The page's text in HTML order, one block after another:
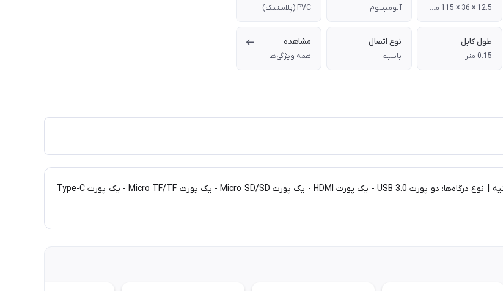
12.5 × 36 × 115 میلی متر آلومینیوم PVC (پلاستیک)
طول کابل
0.15 متر
نوع اتصال
باسیم
مشاهده
همه ویژگی‌ها
ابعاد: 12.5 × 34 × 115 میلی متر | سرعت انتقال اطلاعات: 5 گیگابیت بر ثانیه | نوع درگاه‌ها: دو پورت USB 3.0 - یک پورت HDMI - یک پورت Micro SD/SD - یک پورت Micro TF/TF - یک پورت Type-C